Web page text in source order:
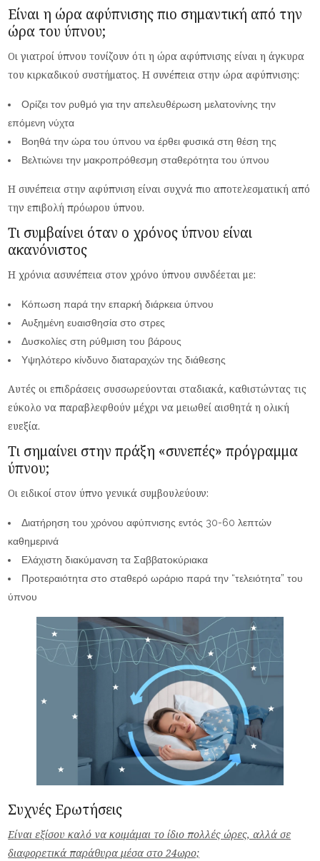
Είναι η ώρα αφύπνισης πιο σημαντική από την
ώρα του ύπνου;
Οι γιατροί ύπνου τονίζουν ότι η ώρα αφύπνισης είναι η άγκυρα
του κιρκαδικού συστήματος. Η συνέπεια στην ώρα αφύπνισης:
Ορίζει τον ρυθμό για την απελευθέρωση μελατονίνης την
επόμενη νύχτα
Βοηθά την ώρα του ύπνου να έρθει φυσικά στη θέση της
Βελτιώνει την μακροπρόθεσμη σταθερότητα του ύπνου
Η συνέπεια στην αφύπνιση είναι συχνά πιο αποτελεσματική από
την επιβολή πρόωρου ύπνου.
Τι συμβαίνει όταν ο χρόνος ύπνου είναι
ακανόνιστος
Η χρόνια ασυνέπεια στον χρόνο ύπνου συνδέεται με:
Κόπωση παρά την επαρκή διάρκεια ύπνου
Αυξημένη ευαισθησία στο στρες
Δυσκολίες στη ρύθμιση του βάρους
Υψηλότερο κίνδυνο διαταραχών της διάθεσης
Αυτές οι επιδράσεις συσσωρεύονται σταδιακά, καθιστώντας τις
εύκολο να παραβλεφθούν μέχρι να μειωθεί αισθητά η ολική
ευεξία.
Τι σημαίνει στην πράξη «συνεπές» πρόγραμμα
ύπνου;
Οι ειδικοί στον ύπνο γενικά συμβουλεύουν:
Διατήρηση του χρόνου αφύπνισης εντός 30-60 λεπτών
καθημερινά
Ελάχιστη διακύμανση τα Σαββατοκύριακα
Προτεραιότητα στο σταθερό ωράριο παρά την “τελειότητα” του
ύπνου
Συχνές Ερωτήσεις
Είναι εξίσου καλό να κοιμάμαι το ίδιο πολλές ώρες, αλλά σε
διαφορετικά παράθυρα μέσα στο 24ωρο;